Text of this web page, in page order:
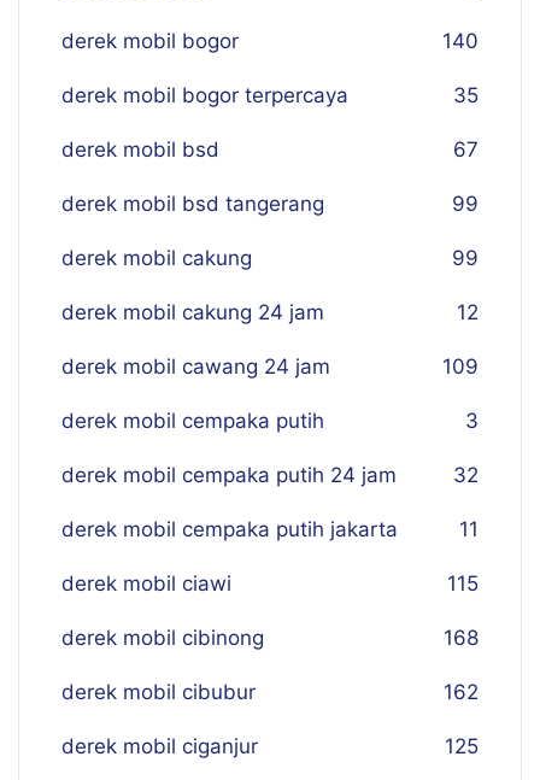
derek mobil bogor 140
derek mobil bogor terpercaya 35
derek mobil bsd 67
derek mobil bsd tangerang 99
derek mobil cakung 99
derek mobil cakung 24 jam 12
derek mobil cawang 24 jam 109
derek mobil cempaka putih 3
derek mobil cempaka putih 24 jam 32
derek mobil cempaka putih jakarta 11
derek mobil ciawi 115
derek mobil cibinong 168
derek mobil cibubur 162
derek mobil ciganjur 125